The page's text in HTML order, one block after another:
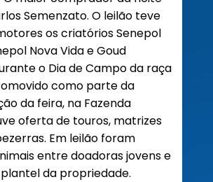
Semenzato. O leilão teve
os criatórios Senepol
Nova Vida e Goud
o Dia de Campo da raça
como parte da
da feira, na Fazenda
oferta de touros, matrizes
Em leilão foram
entre doadoras jovens e
da propriedade.